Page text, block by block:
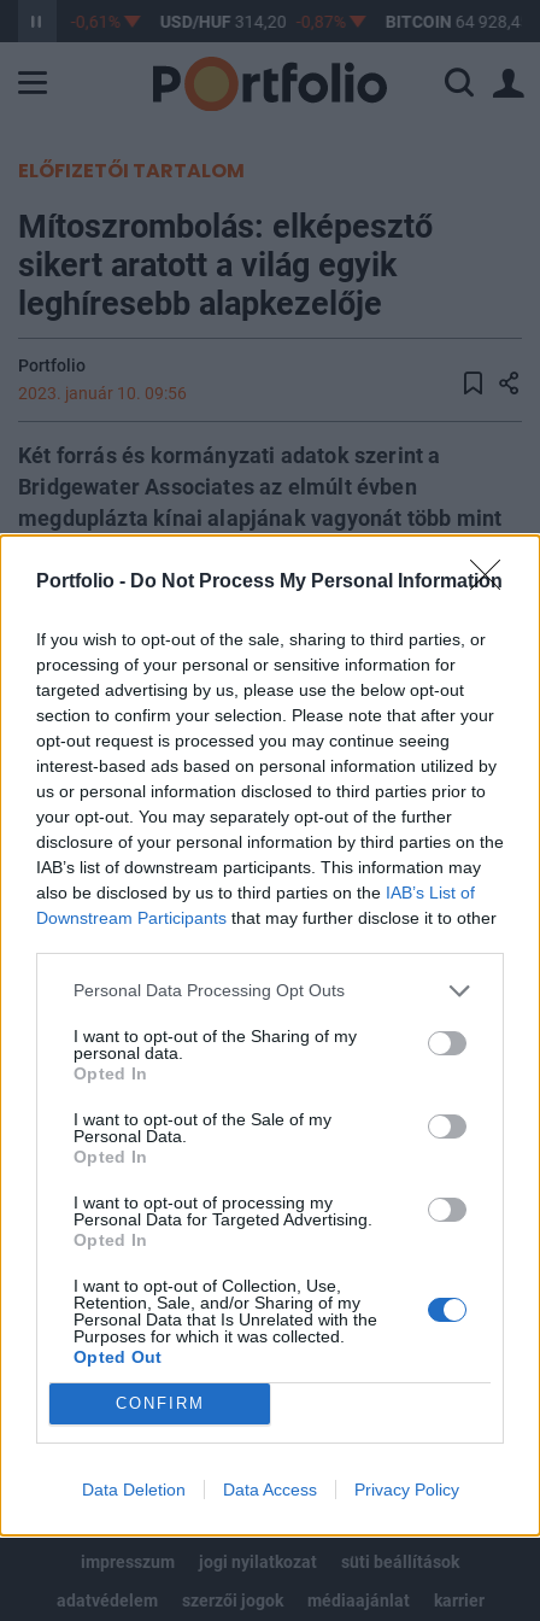
Portfolio - Do Not Process My Personal Information
If you wish to opt-out of the sale, sharing to third parties, or
processing of your personal or sensitive information for
targeted advertising by us, please use the below opt-out
section to confirm your selection. Please note that after your
opt-out request is processed you may continue seeing
interest-based ads based on personal information utilized by
us or personal information disclosed to third parties prior to
your opt-out. You may separately opt-out of the further
disclosure of your personal information by third parties on the
IAB’s list of downstream participants. This information may
also be disclosed by us to third parties on the IAB’s List of
Downstream Participants that may further disclose it to other
Personal Data Processing Opt Outs
I want to opt-out of the Sharing of my
personal data.
Opted In
I want to opt-out of the Sale of my
Personal Data.
Opted In
I want to opt-out of processing my
Personal Data for Targeted Advertising.
Opted In
I want to opt-out of Collection, Use,
Retention, Sale, and/or Sharing of my
Personal Data that Is Unrelated with the
Purposes for which it was collected.
Opted Out
CONFIRM
Data Deletion Data Access Privacy Policy
363,17 -0,61% USD/HUF314,20 -0,87% BITCOIN64 928,45
ELŐFIZETŐI TARTALOM
Mítoszrombolás: elképesztő
sikert aratott a világ egyik
leghíresebb alapkezelője
Portfolio
2023. január 10. 09:56
Két forrás és kormányzati adatok szerint a
Bridgewater Associates az elmúlt évben
megduplázta kínai alapjának vagyonát több mint
Dalio által jegyzett befektetéskezelő a legnagyobb
országban - számolt be róla a Reuters.
Professional Investment Day 2026Ismét jön a Portfolio
szűk körű, exkluzív meetupja a magyar vagyonkezelői piac
résztvevői számára! Kíváncsi vagy, melyek lesznek a 2027-
es befektetési, vagyonkezelési és megtakarítási trendek? Itt
az egyedülálló lehetőség az exkluzív kapcsolatteremtésre
és networkingre, a legfontosabb trendek és várakozások
egy helyen, kötetlenül, őszintén...
KEDVES OLVASÓNK!
A keresett cikk a portfolio.hu hírarchívumához
regisztrációhoz kötött.
Portfolio.hu teljes cikkarchívum
Kötéslisták: BÉT elmúlt 2 év napon belüli
MÁR ELŐFIZETŐNK VAGY?BEJELENTKEZÉS
impresszum
jogi nyilatkozat
süti beállítások
adatvédelem
szerzői jogok médiaajánlat karrier